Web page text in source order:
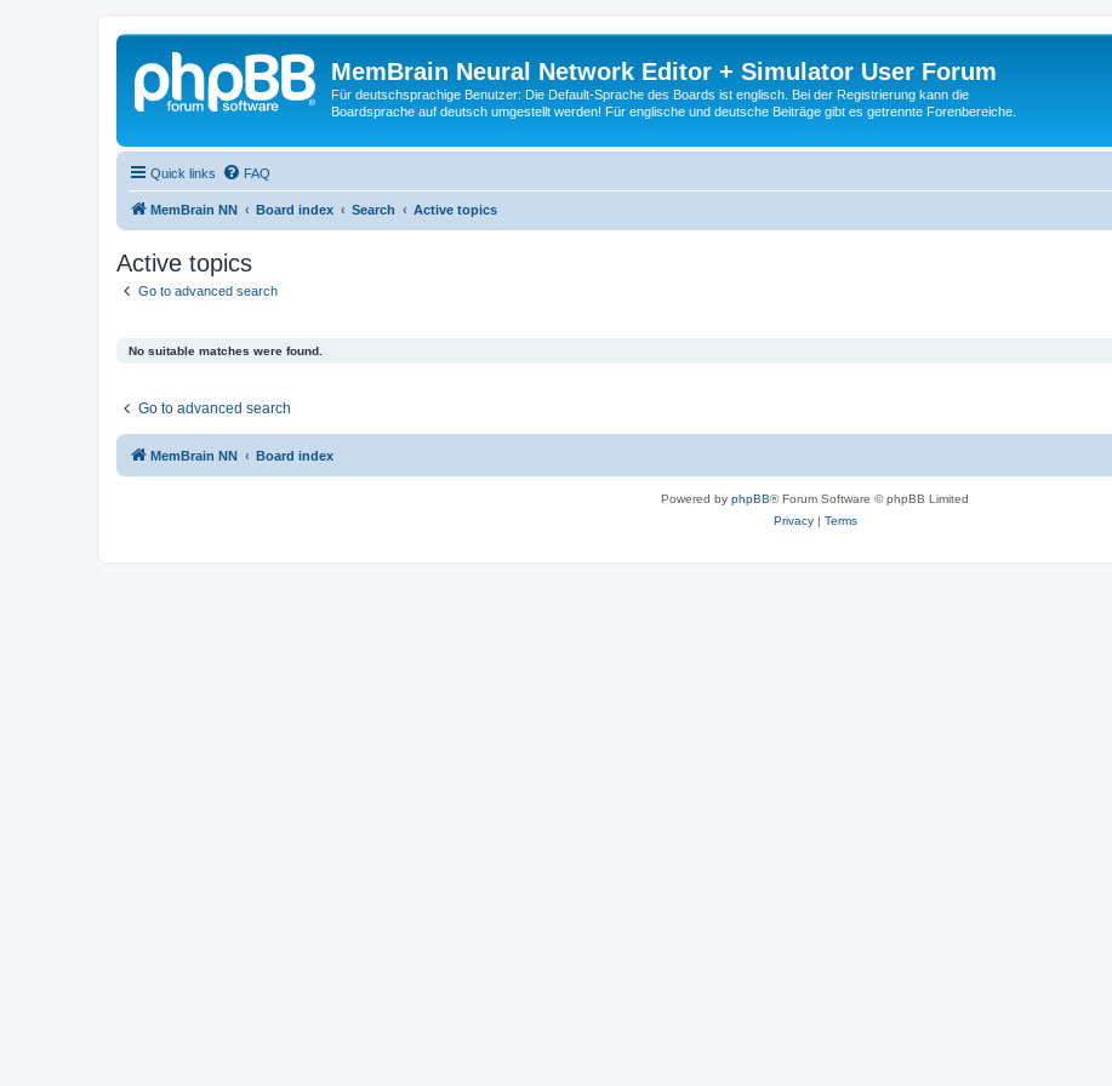
MemBrain Neural Network Editor + Simulator User Forum
Für deutschsprachige Benutzer: Die Default-Sprache des Boards ist englisch. Bei der Registrierung kann die
Boardsprache auf deutsch umgestellt werden! Für englische und deutsche Beiträge gibt es getrennte Forenbereiche.
Quick links FAQ
MemBrain NN Board index Search Active topics
Active topics
Go to advanced search
No suitable matches were found.
Go to advanced search
MemBrain NN Board index
Powered by phpBB® Forum Software © phpBB Limited
Privacy| Terms